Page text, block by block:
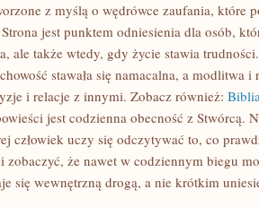
PISMO
ŚWIĘTE
z myślą o wędrówce zaufania, które
jest punktem odniesienia dla osób,
ale także wtedy, gdy życie stawia
stawała się namacalna, a modlitwa
i relacje z innymi. Zobacz również:
jest codzienna obecność z Stwórcą.
człowiek uczy się odczytywać to, co
zobaczyć, że nawet w codziennym biegu
się wewnętrzną drogą, a nie krótkim